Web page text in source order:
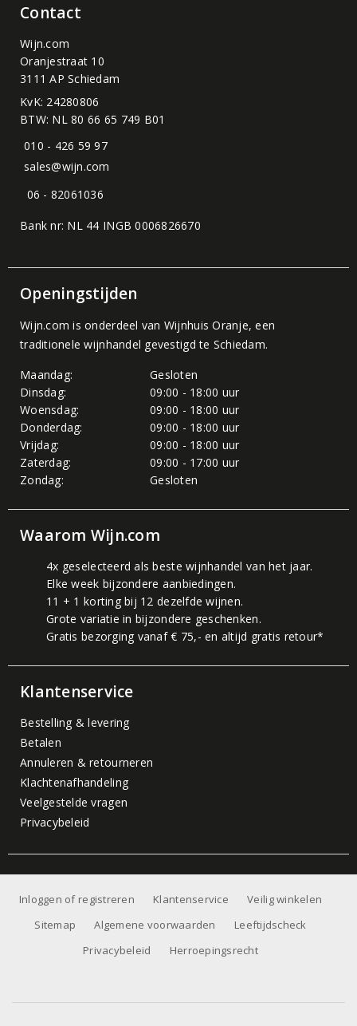
Contact
Wijn.com
Oranjestraat 10
3111 AP Schiedam
KvK: 24280806
BTW: NL 80 66 65 749 B01
010 - 426 59 97
sales@wijn.com
06 - 82061036
Bank nr: NL 44 INGB 0006826670
Openingstijden
Wijn.com is onderdeel van Wijnhuis Oranje, een
traditionele wijnhandel gevestigd te Schiedam.
Maandag:
Gesloten
Dinsdag:
09:00 - 18:00 uur
Woensdag:
09:00 - 18:00 uur
Donderdag:
09:00 - 18:00 uur
Vrijdag:
09:00 - 18:00 uur
Zaterdag:
09:00 - 17:00 uur
Zondag:
Gesloten
Waarom Wijn.com
4x geselecteerd als beste wijnhandel van het jaar.
Elke week bijzondere aanbiedingen.
11 + 1 korting bij 12 dezelfde wijnen.
Grote variatie in bijzondere geschenken.
Gratis bezorging vanaf € 75,- en altijd gratis retour*
Klantenservice
Bestelling & levering
Betalen
Annuleren & retourneren
Klachtenafhandeling
Veelgestelde vragen
Privacybeleid
Inloggen of registreren Klantenservice
Veilig winkelen
Sitemap
Algemene voorwaarden
Leeftijdscheck
Privacybeleid
Herroepingsrecht